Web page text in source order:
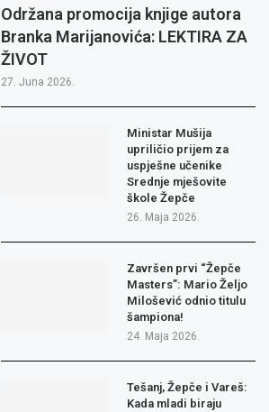
Održana promocija knjige autora
Branka Marijanovića: LEKTIRA ZA
ŽIVOT
27. Juna 2026.
Ministar Mušija
upriličio prijem za
uspješne učenike
Srednje mješovite
škole Žepče
26. Maja 2026.
Završen prvi “Žepče
Masters”: Mario Željo
Milošević odnio titulu
šampiona!
24. Maja 2026.
Tešanj, Žepče i Vareš:
Kada mladi biraju